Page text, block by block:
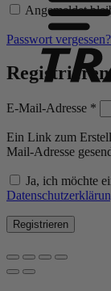
Angemeldet
Passwort vergessen?
Registrieren
E-Mail-Adresse *
Ein Link zum
Mail-Adresse
Ja, ich möchte
Registrieren